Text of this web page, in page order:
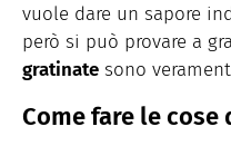
vuole dare un sapore
però si può provare a
gratinate sono
Come fare le